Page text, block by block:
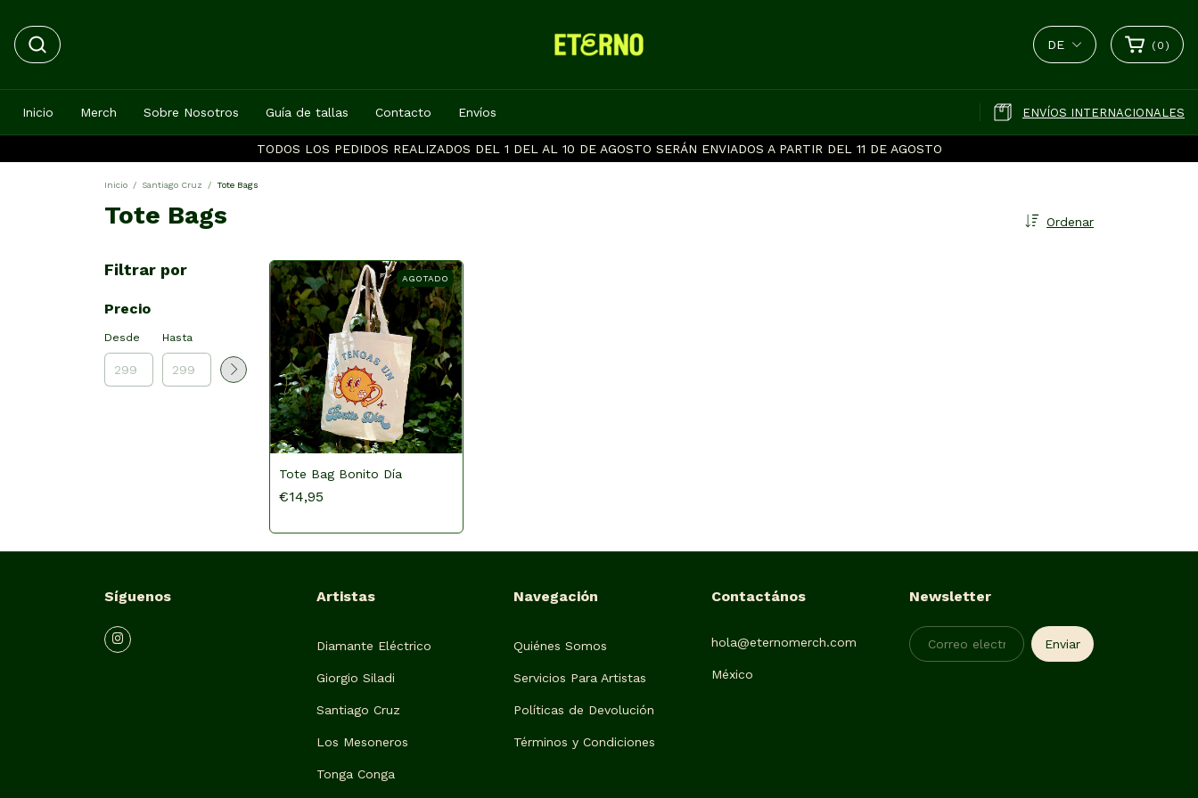
TODOS LOS PEDIDOS REALIZADOS DEL 1 DEL AL 10 DE AGOSTO SERÁN ENVIADOS A PARTIR DEL 11 DE AGOSTO
DE ( 0 )
Inicio Merch Sobre Nosotros Guía de tallas Contacto Envíos ENVÍOS INTERNACIONALES
Inicio / Santiago Cruz / Tote Bags
Tote Bags Ordenar
Filtrar por
Precio
Desde Hasta
AGOTADO
Tote Bag Bonito Día
€14,95
Síguenos Artistas
Diamante Eléctrico
Giorgio Siladi
Santiago Cruz
Los Mesoneros
Tonga Conga
Navegación
Quiénes Somos
Servicios Para Artistas
Políticas de Devolución
Términos y Condiciones
Contactános
hola@eternomerch.com
México
Newsletter